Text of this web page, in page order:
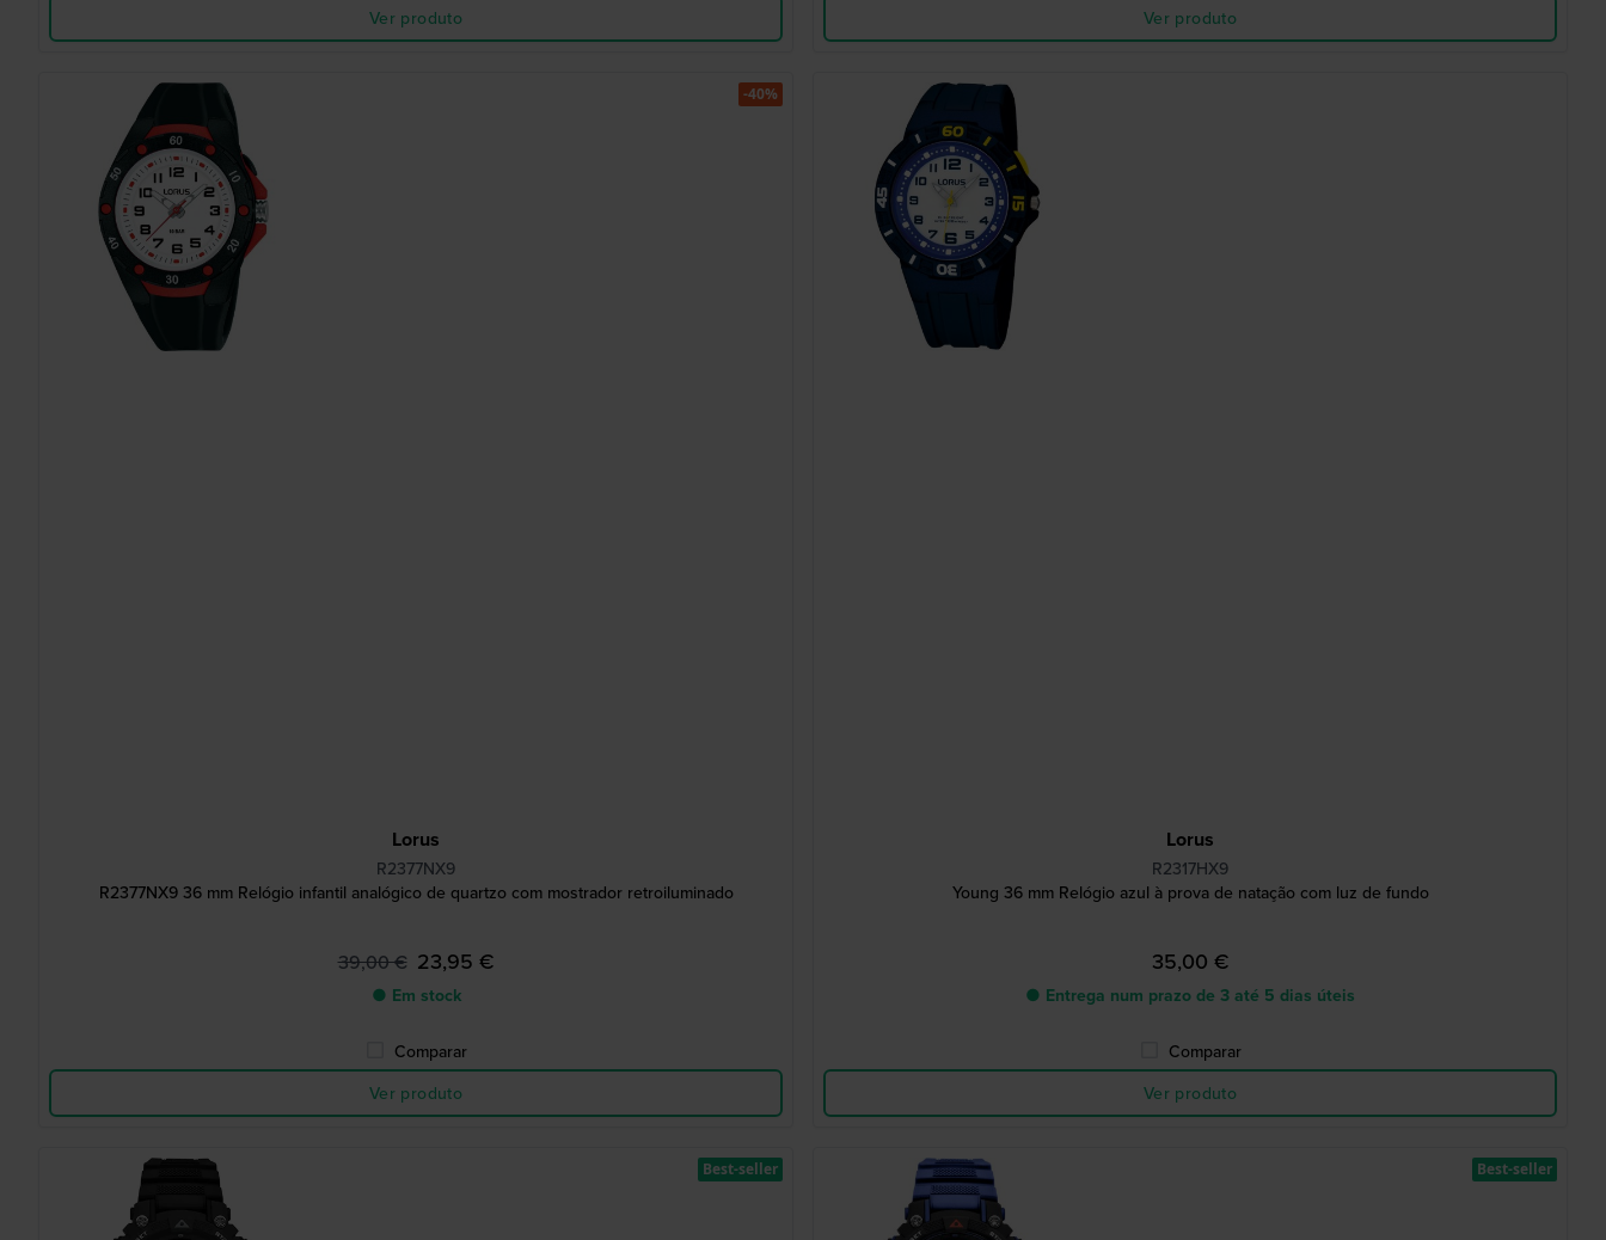
Ver produto
Ver produto
Lorus
R2377NX9
R2377NX9 36 mm Relógio infantil analógico de quartzo com mostrador retroiluminado
39,00 € 23,95 €
● Em stock
Comparar
Ver produto
-40%
Lorus
R2317HX9
Young 36 mm Relógio azul à prova de natação com luz de fundo
35,00 €
● Entrega num prazo de 3 até 5 dias úteis
Comparar
Ver produto
Best-seller Best-seller